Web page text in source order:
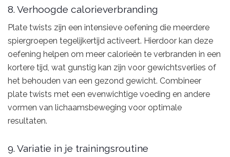
8. Verhoogde calorieverbranding
Plate twists zijn een intensieve oefening die meerdere
spiergroepen tegelijkertijd activeert. Hierdoor kan deze
oefening helpen om meer calorieën te verbranden in een
kortere tijd, wat gunstig kan zijn voor gewichtsverlies of
het behouden van een gezond gewicht. Combineer
plate twists met een evenwichtige voeding en andere
vormen van lichaamsbeweging voor optimale
resultaten.
9. Variatie in je trainingsroutine